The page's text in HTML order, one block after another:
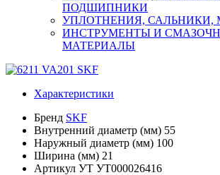
ПОДШИПНИКИ
УПЛОТНЕНИЯ,
ИНСТРУМЕНТЫ И
МАТЕРИАЛЫ
Характеристики
Бренд SKF
Внутренний диаметр (мм) 55
Наружный диаметр (мм) 100
Ширина (мм) 21
Артикул УТ УТ000026416